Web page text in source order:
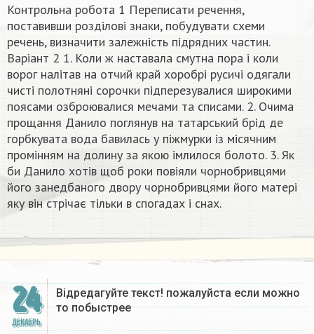
Контрольна робота 1 Переписати речення,
поставивши розділові знаки, побудувати схеми
речень, визначити залежність підрядних частин.
Варіант 2 1. Коли ж наставала смутна пора і коли
ворог налітав на отчий край хоробрі русичі одягали
чисті полотняні сорочки підперезувалися широкими
поясами озброювалися мечами та списами. 2. Очима
прощання Данило поглянув на татарський брід де
горбкувата вода бавилась у піжмурки із місячним
промінням на долину за якою імлилося болото. 3. Як
би Данило хотів щоб роки повіяли чорнобривцями
його занедбаного двору чорнобривцями його матері
яку він стрічає тільки в спогадах і снах.
24
ДЕКАБРЬ
Відредагуйте текст! пожалуйста если можно
то побыстрее